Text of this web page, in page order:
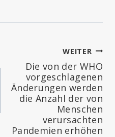
WEITER
Die von der WHO
vorgeschlagenen
Änderungen werden
die Anzahl der von
Menschen
verursachten
Pandemien erhöhen